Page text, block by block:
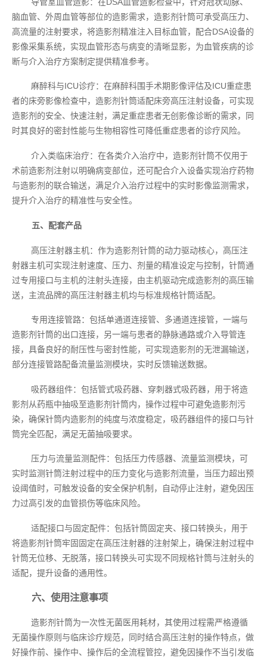
脑血管、外周血管等部位的造影需求，造影剂针筒可承受高压力、
高流量的注射要求，将造影剂精准注入目标血管，配合DSA设备的
影像采集系统，实现血管形态与病变的清晰显影，为血管疾病的诊
断与介入治疗方案制定提供精准参考。
麻醉科与ICU诊疗：在麻醉科围手术期影像评估及ICU重症患
者的床旁影像检查中，造影剂针筒适配床旁高压注射设备，可实现
造影剂的安全、快速注射，满足重症患者无创影像诊断的需求，同
时其良好的密封性能与生物相容性可降低重症患者的诊疗风险。
介入类临床治疗：在各类介入治疗中，造影剂针筒不仅用于
术前造影剂注射以明确病变部位，还可配合介入设备实现治疗药物
与造影剂的联合输送，满足介入治疗过程中的实时影像监测需求，
提升介入治疗的精准性与安全性。
五、配套产品
高压注射器主机：作为造影剂针筒的动力驱动核心，高压注
射器主机可实现注射速度、压力、剂量的精准设定与控制，针筒通
过专用接口与主机的注射头连接，由主机驱动完成造影剂的高压输
送，主流品牌的高压注射器主机均与标准规格针筒适配。
专用连接管路：包括单通道连接管、多通道连接管，一端与
造影剂针筒的出口连接，另一端与患者的静脉通路或介入导管连
接，具备良好的耐压性与密封性能，可实现造影剂的无泄漏输送，
部分连接管路配备流量监测模块，实时反馈输送数据。
吸药器组件：包括管式吸药器、穿刺器式吸药器，用于将造
影剂从药瓶中抽吸至造影剂针筒内，操作过程中可避免造影剂污
染，确保针筒内造影剂的纯度与浓度稳定，吸药器组件的接口与针
筒完全匹配，满足无菌抽吸要求。
压力与流量监测配件：包括压力传感器、流量监测模块，可
实时监测针筒注射过程中的压力变化与造影剂流量，当压力超出预
设阈值时，可触发设备的安全保护机制，自动停止注射，避免因压
力过高引发的血管损伤等临床风险。
适配接口与固定配件：包括针筒固定夹、接口转换头，用于
将造影剂针筒牢固固定在高压注射器的注射架上，确保注射过程中
针筒无位移、无脱落，接口转换头可实现不同规格针筒与注射头的
适配，提升设备的通用性。
六、使用注意事项
造影剂针筒为一次性无菌医用耗材，其使用过程需严格遵循
无菌操作原则与临床诊疗规范，同时结合高压注射的操作特点，做
好操作前、操作中、操作后的全流程管控，避免因操作不当引发临